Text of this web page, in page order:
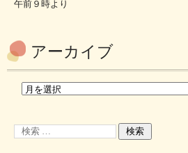
午前９時より
アーカイブ